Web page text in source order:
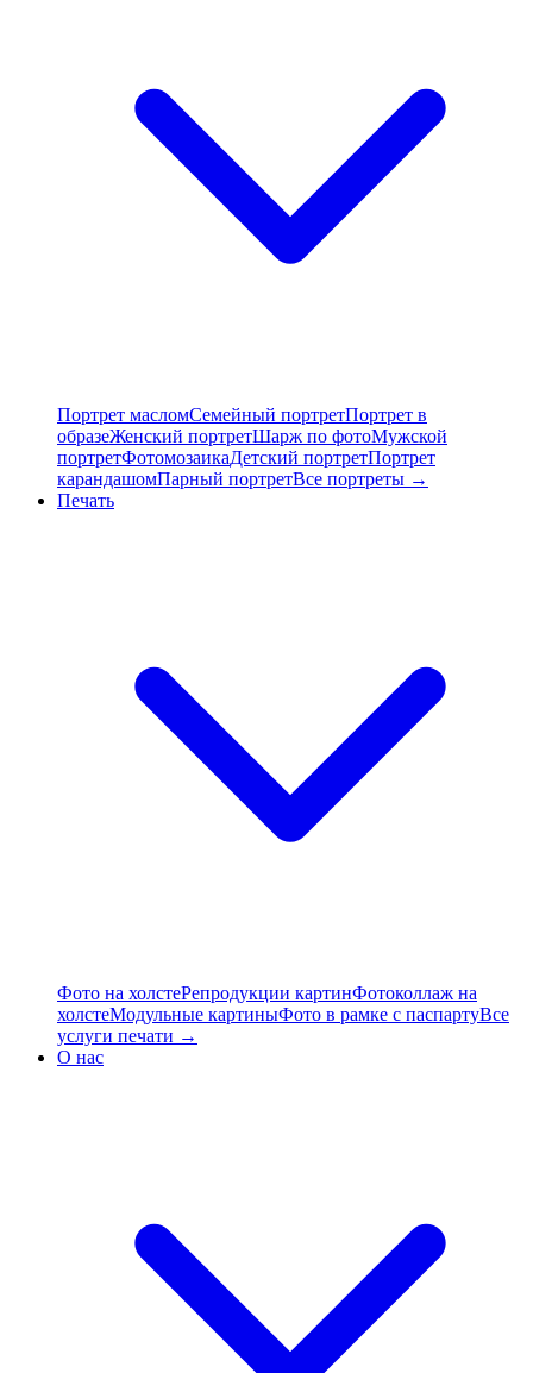
Портрет масломСемейный портретПортрет в
образеЖенский портретШарж по фотоМужской
портретФотомозаикаДетский портретПортрет
карандашомПарный портретВсе портреты →
Печать
Фото на холстеРепродукции картинФотоколлаж на
холстеМодульные картиныФото в рамке с паспартуВсе
услуги печати →
О нас